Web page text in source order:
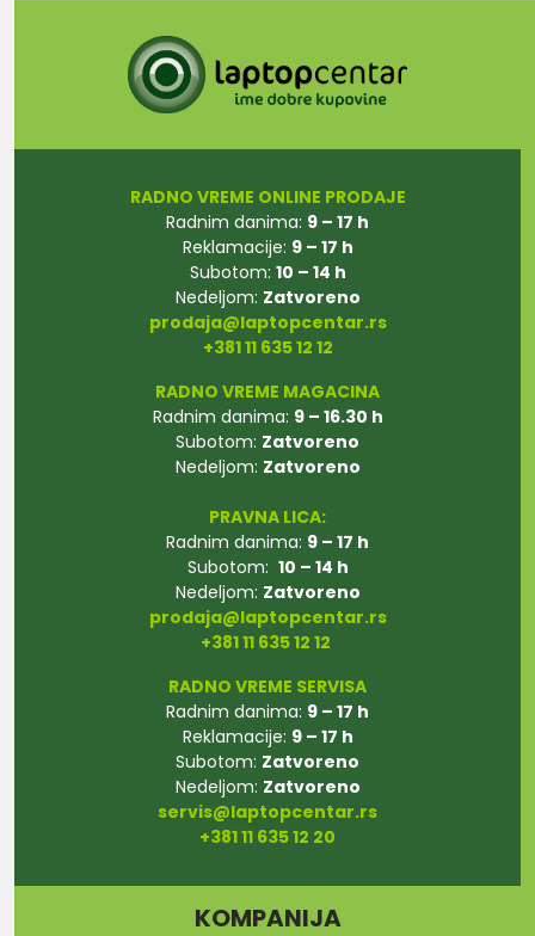
RADNO VREME ONLINE PRODAJE
Radnim danima: 9 – 17 h
Reklamacije: 9 – 17 h
Subotom: 10 – 14 h
Nedeljom: Zatvoreno
prodaja@laptopcentar.rs
+381 11 635 12 12
RADNO VREME MAGACINA
Radnim danima: 9 – 16.30 h
Subotom: Zatvoreno
Nedeljom: Zatvoreno
PRAVNA LICA:
Radnim danima: 9 – 17 h
Subotom: 10 – 14 h
Nedeljom: Zatvoreno
prodaja@laptopcentar.rs
+381 11 635 12 12
RADNO VREME SERVISA
Radnim danima: 9 – 17 h
Reklamacije: 9 – 17 h
Subotom: Zatvoreno
Nedeljom: Zatvoreno
servis@laptopcentar.rs
+381 11 635 12 20
KOMPANIJA